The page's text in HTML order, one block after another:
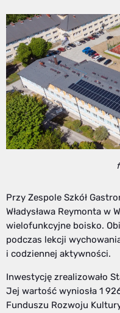
Przy Zespole Szkół
Władysława Reymonta
wielofunkcyjne boisko.
podczas lekcji
i codziennej aktywności.
Inwestycję zrealizowało
Jej wartość wyniosła 1
Funduszu Rozwoju